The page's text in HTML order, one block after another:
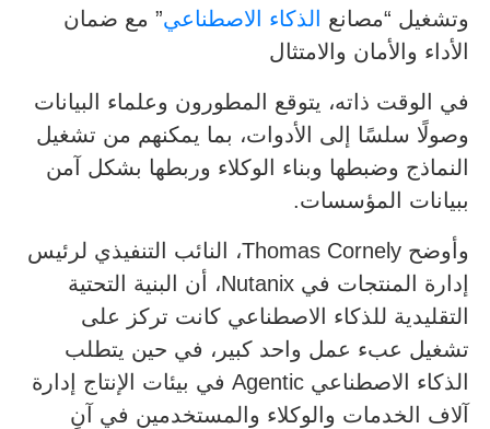
وتشغيل “مصانع
الذكاء الاصطناعي” مع ضمان
الأداء والأمان والامتثال
في الوقت ذاته، يتوقع المطورون وعلماء البيانات
وصولًا سلسًا إلى الأدوات، بما يمكنهم من تشغيل
النماذج وضبطها وبناء الوكلاء وربطها بشكل آمن
ببيانات المؤسسات.
وأوضح Thomas Cornely، النائب التنفيذي لرئيس
إدارة المنتجات في Nutanix، أن البنية التحتية
التقليدية للذكاء الاصطناعي كانت تركز على
تشغيل عبء عمل واحد كبير، في حين يتطلب
الذكاء الاصطناعي Agentic في بيئات الإنتاج إدارة
آلاف الخدمات والوكلاء والمستخدمين في آنٍ